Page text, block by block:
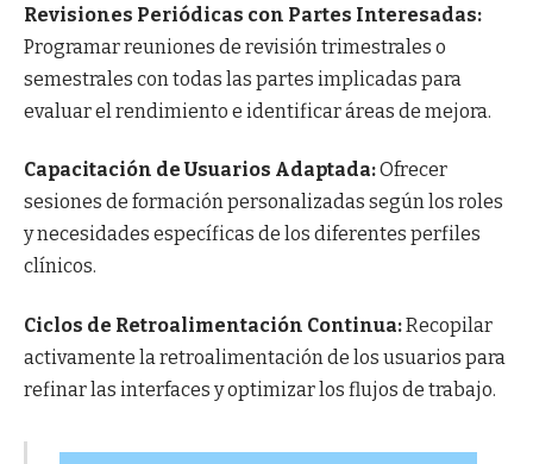
Revisiones Periódicas con Partes Interesadas:
Programar reuniones de revisión trimestrales o
semestrales con todas las partes implicadas para
evaluar el rendimiento e identificar áreas de mejora.
Capacitación de Usuarios Adaptada:Ofrecer
sesiones de formación personalizadas según los roles
y necesidades específicas de los diferentes perfiles
clínicos.
Ciclos de Retroalimentación Continua:Recopilar
activamente la retroalimentación de los usuarios para
refinar las interfaces y optimizar los flujos de trabajo.